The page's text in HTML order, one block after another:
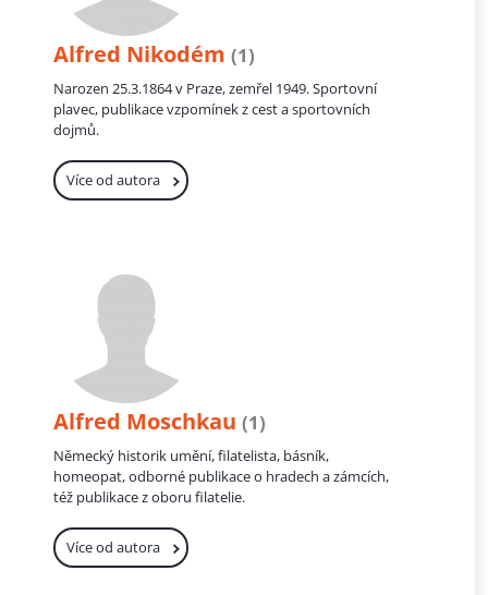
Alfred Nikodém (1)
Narozen 25.3.1864 v Praze, zemřel 1949. Sportovní
plavec, publikace vzpomínek z cest a sportovních
dojmů.
Více od autora
Alfred Moschkau (1)
Německý historik umění, filatelista, básník,
homeopat, odborné publikace o hradech a zámcích,
též publikace z oboru filatelie.
Více od autora